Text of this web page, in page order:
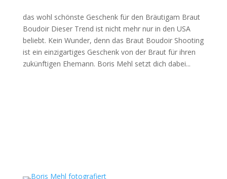
das wohl schönste Geschenk für den Bräutigam Braut
Boudoir Dieser Trend ist nicht mehr nur in den USA
beliebt. Kein Wunder, denn das Braut Boudoir Shooting
ist ein einzigartiges Geschenk von der Braut für ihren
zukünftigen Ehemann. Boris Mehl setzt dich dabei...